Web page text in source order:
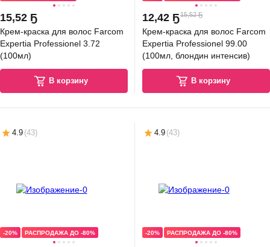
15,52 Ҕ
Крем-краска для волос Farcom
Expertia Professionel 3.72
(100мл)
В корзину
12,42 Ҕ15,52 Ҕ
Крем-краска для волос Farcom
Expertia Professionel 99.00
(100мл, блондин интенсив)
В корзину
4.9 (43)
-20% РАСПРОДАЖА ДО -80%
4.9 (43)
-20% РАСПРОДАЖА ДО -80%